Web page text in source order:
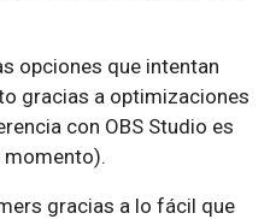
opciones que intentan
gracias a optimizaciones
con OBS Studio es
momento).
gracias a lo fácil que